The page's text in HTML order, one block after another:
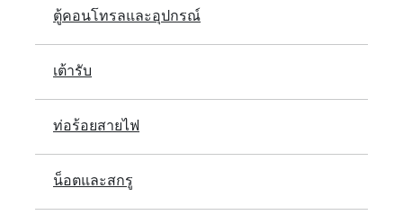
ตู้คอนโทรลและอุปกรณ์
เต้ารับ
ท่อร้อยสายไฟ
น็อตและสกรู